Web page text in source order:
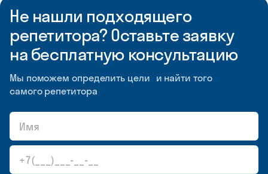
Не нашли подходящего
репетитора? Оставьте заявку
на бесплатную консультацию
Мы поможем определить цели и найти того
самого репетитора